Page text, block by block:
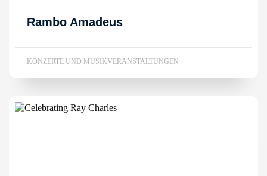
Rambo Amadeus
KONZERTE UND MUSIKVERANSTALTUNGEN